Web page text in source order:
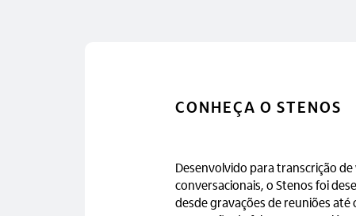
CONHEÇA O STENOS
Desenvolvido para transcrição
conversacionais, o Stenos foi
desde gravações de reuniões